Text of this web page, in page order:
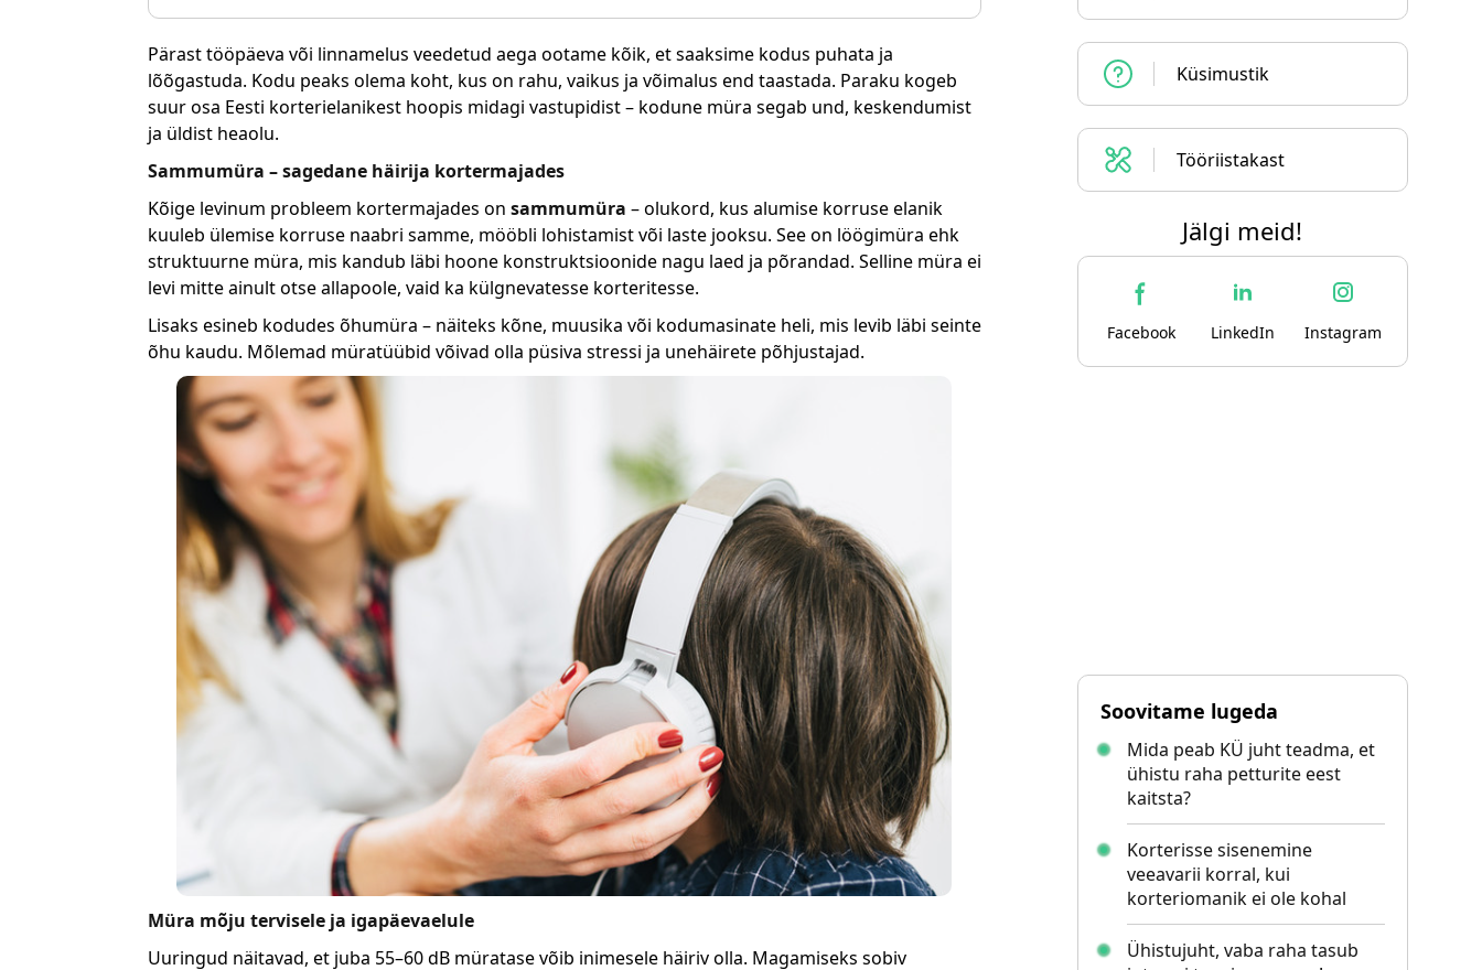
Pärast tööpäeva või linnamelus veedetud aega ootame kõik, et saaksime kodus puhata ja
lõõgastuda. Kodu peaks olema koht, kus on rahu, vaikus ja võimalus end taastada. Paraku kogeb
suur osa Eesti korterielanikest hoopis midagi vastupidist – kodune müra segab und, keskendumist
ja üldist heaolu.
Sammumüra – sagedane häirija kortermajades
Kõige levinum probleem kortermajades on sammumüra – olukord, kus alumise korruse elanik
kuuleb ülemise korruse naabri samme, mööbli lohistamist või laste jooksu. See on löögimüra ehk
struktuurne müra, mis kandub läbi hoone konstruktsioonide nagu laed ja põrandad. Selline müra ei
levi mitte ainult otse allapoole, vaid ka külgnevatesse korteritesse.
Lisaks esineb kodudes õhumüra – näiteks kõne, muusika või kodumasinate heli, mis levib läbi seinte
õhu kaudu. Mõlemad müratüübid võivad olla püsiva stressi ja unehäirete põhjustajad.
Müra mõju tervisele ja igapäevaelule
Uuringud näitavad, et juba 55–60 dB müratase võib inimesele häiriv olla. Magamiseks sobiv
Küsimustik
Tööriistakast
Jälgi meid!
Facebook LinkedIn Instagram
Soovitame lugeda
Mida peab KÜ juht teadma, et
ühistu raha petturite eest
kaitsta?
Korterisse sisenemine
veeavarii korral, kui
korteriomanik ei ole kohal
Ühistujuht, vaba raha tasub